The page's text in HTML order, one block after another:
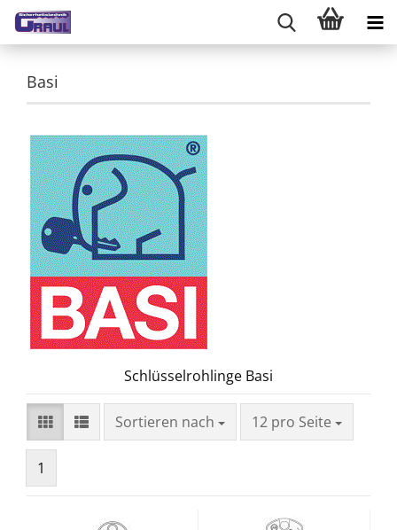
Basi
Schlüsselrohlinge Basi
Sortieren nach
Sortieren nach 12 pro Seite
pro Seite
1